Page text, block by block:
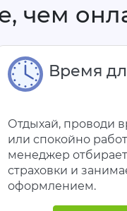
чем
Время
Отдыхай, проводи
или спокойно
менеджер
страховки и
оформлением.